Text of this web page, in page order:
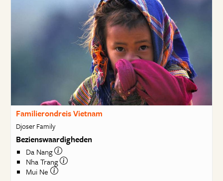
Familierondreis Vietnam
Djoser Family
Bezienswaardigheden
Da Nang
Nha Trang
Mui Ne